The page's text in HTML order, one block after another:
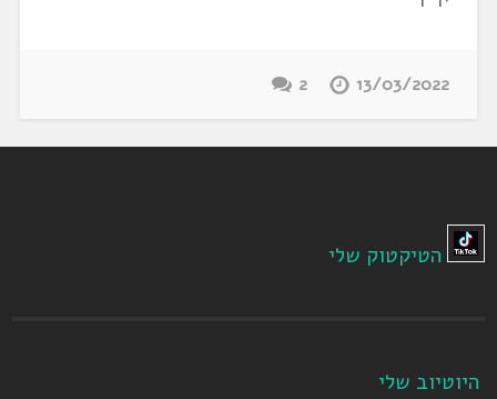
13/03/2022
2
הטיקטוק שלי
היוטיוב שלי